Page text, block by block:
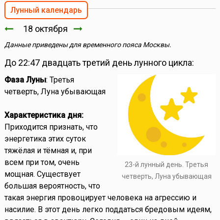
Лунный календарь
18 октября
Данные приведены для временного пояса Москвы.
До 22:47 двадцать третий день лунного цикла:
23-й лунный день. Третья
четверть, Луна убывающая
Фаза Луны: Третья
четверть, Луна убывающая
Характеристика дня:
Приходится признать, что
энергетика этих суток
тяжёлая и тёмная и, при
всем при том, очень
мощная. Существует
большая вероятность, что
такая энергия провоцирует человека на агрессию и
насилие. В этот день легко поддаться бредовым идеям,